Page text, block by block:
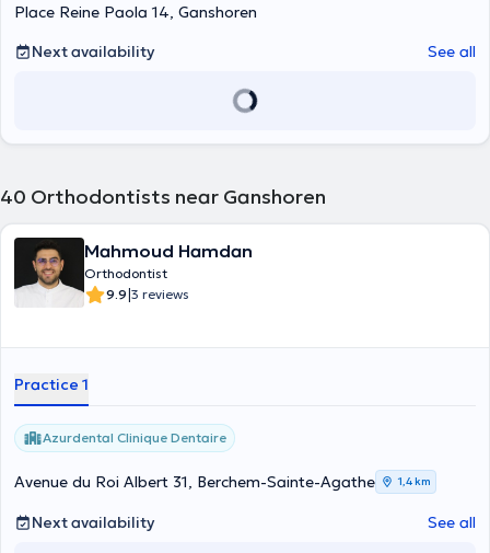
Place Reine Paola 14, Ganshoren
Next availability
See all
40 Orthodontists near Ganshoren
Mahmoud Hamdan
Orthodontist
9.9|3 reviews
Practice 1
Azurdental Clinique Dentaire
Avenue du Roi Albert 31, Berchem-Sainte-Agathe 1,4 km
Next availability See all